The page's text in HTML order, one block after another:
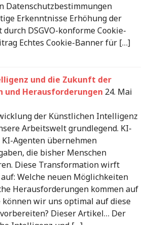
Datenschutzbestimmungen
Erkenntnisse Erhöhung der
DSGVO-konforme Cookie-
Echtes Cookie-Banner für […]
und die Zukunft der
und Herausforderungen 24. Mai
der Künstlichen Intelligenz
Arbeitswelt grundlegend. KI-
Agenten übernehmen
die bisher Menschen
Diese Transformation wirft
Welche neuen Möglichkeiten
Herausforderungen kommen auf
können wir uns optimal auf diese
Dieser Artikel… Der